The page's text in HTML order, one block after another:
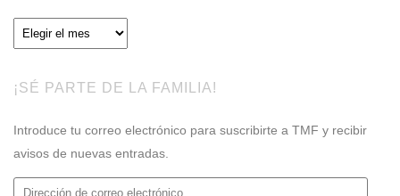
Archivos
¡SÉ PARTE DE LA FAMILIA!
Introduce tu correo electrónico para suscribirte a TMF y recibir
avisos de nuevas entradas.
Dirección